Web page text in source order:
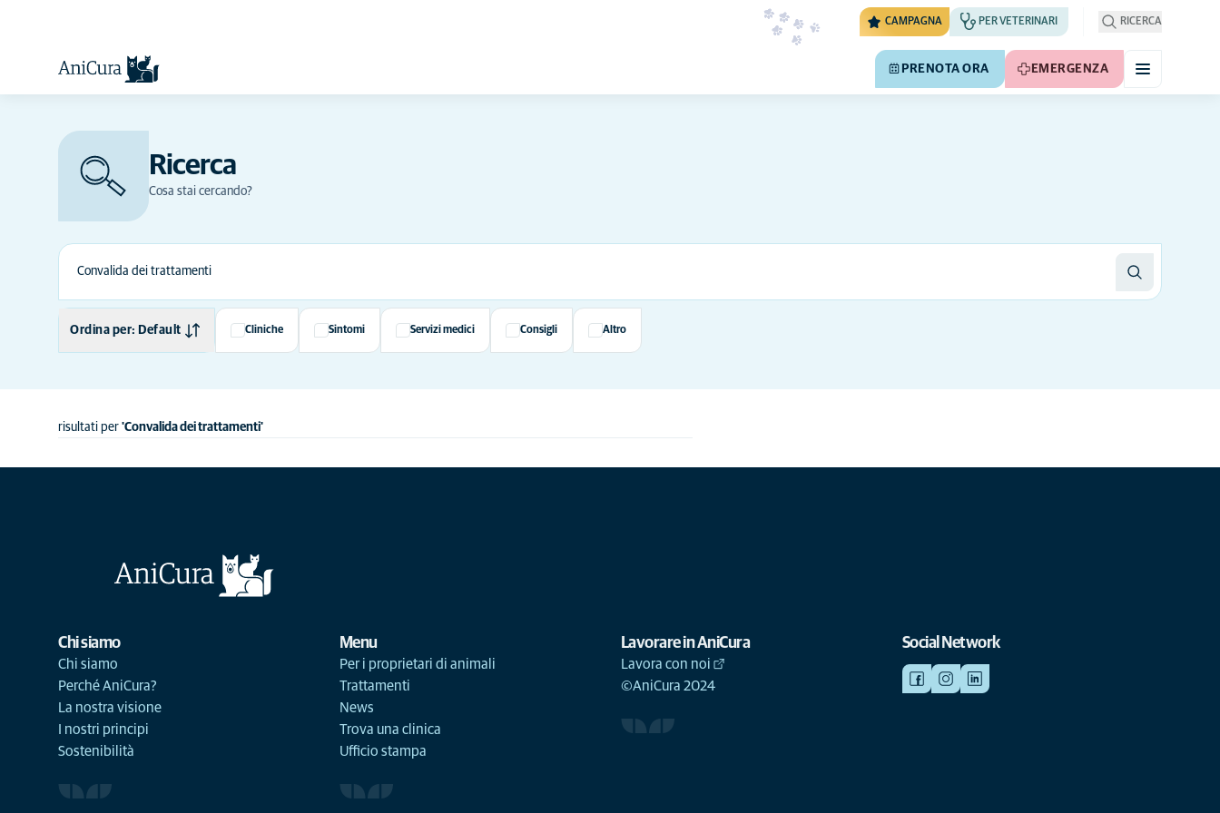
CAMPAGNA PER VETERINARI RICERCA
PRENOTA ORA EMERGENZA
Ricerca
Cosa stai cercando?
Ordina per: Default Cliniche Sintomi Servizi medici Consigli Altro
risultati per 'Convalida dei trattamenti'
Chi siamo
Chi siamo
Perché AniCura?
La nostra visione
I nostri principi
Sostenibilità
Menu
Per i proprietari di animali
Trattamenti
News
Trova una clinica
Ufficio stampa
Lavorare in AniCura
Lavora con noi
©AniCura 2024
Social Network